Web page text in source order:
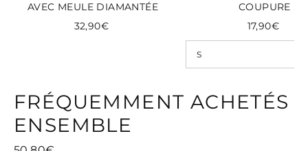
AVEC MEULE DIAMANTÉE
32,90€
COUPURE
17,90€
FRÉQUEMMENT ACHETÉS
ENSEMBLE